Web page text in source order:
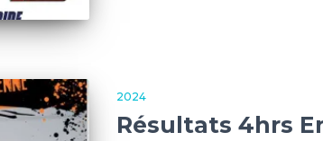
2024
Résultats 4hrs